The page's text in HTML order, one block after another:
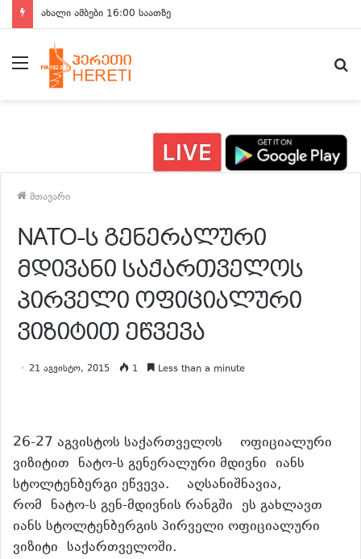
ახალი ამბები 16:00 საათზე
მენიუ
მთავარი
NATO-ს გენერალური
მდივანი საქართველოს
პირველი ოფიციალური
ვიზიტით ეწვევა
21 აგვისტო, 2015 1 Less than a minute
26-27 აგვისტოს საქართველოს ოფიციალური
ვიზიტით ნატო-ს გენერალური მდივნი იანს
სტოლტენბერგი ეწვევა. აღსანიშნავია,
რომ ნატო-ს გენ-მდივნის რანგში ეს გახლავთ
იანს სტოლტენბერგის პირველი ოფიციალური
ვიზიტი საქართველოში.